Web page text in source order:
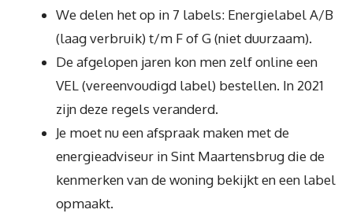
We delen het op in 7 labels: Energielabel A/B
(laag verbruik) t/m F of G (niet duurzaam).
De afgelopen jaren kon men zelf online een
VEL (vereenvoudigd label) bestellen. In 2021
zijn deze regels veranderd.
Je moet nu een afspraak maken met de
energieadviseur in Sint Maartensbrug die de
kenmerken van de woning bekijkt en een label
opmaakt.